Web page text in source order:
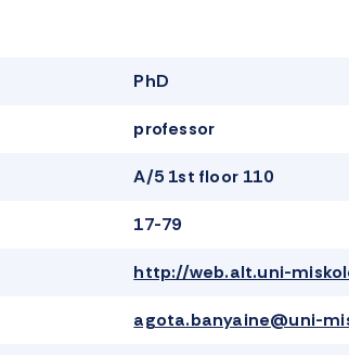
PhD
professor
A/5 1st floor 110
17-79
http://web.alt.uni-
agota.banyaine@uni-